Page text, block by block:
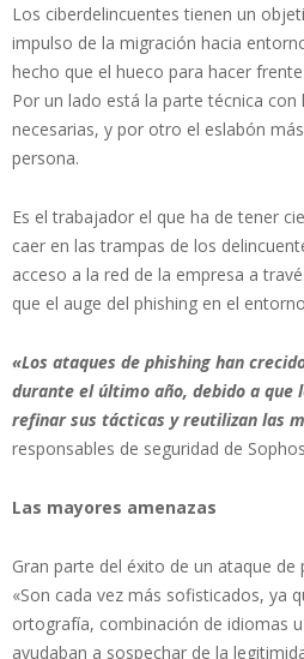
Los ciberdelincuentes tienen un
impulso de la migración hacia
hecho que el hueco para hacer
Por un lado está la parte técnica con
necesarias, y por otro el eslabón
persona.
Es el trabajador el que ha de tener
caer en las trampas de los
acceso a la red de la empresa a
que el auge del phishing en el
«Los ataques de phishing han
durante el último año, debido a que
refinar sus tácticas y reutilizan las
responsables de seguridad de
Las mayores amenazas
Gran parte del éxito de un ataque de
«Son cada vez más sofisticados, ya
ortografía, combinación de idiomas
ayudaban a sospechar de la